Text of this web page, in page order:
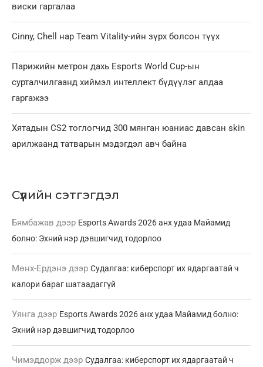
виски гаргалаа
Cinny, Chell нар Team Vitality-ийн зүрх болсон түүх
Парижийн метрон дахь Esports World Cup-ын
сурталчилгаанд хиймэл интеллект бүдүүлэг алдаа
гаргажээ
Хятадын CS2 тоглогчид 300 мянган юаниас давсан skin
арилжаанд татварын мэдэгдэл авч байна
Сүүлийн сэтгэгдэл
Бямбажав дээр Esports Awards 2026 анх удаа Майамид
болно: Эхний нэр дэвшигчид тодорлоо
Мөнх-Ердэнэ дээр Судалгаа: киберспорт их ядаргаатай ч
калори бараг шатаадаггүй
Уянга дээр Esports Awards 2026 анх удаа Майамид болно:
Эхний нэр дэвшигчид тодорлоо
Чимэддорж дээр Судалгаа: киберспорт их ядаргаатай ч